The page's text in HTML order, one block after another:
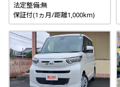
法定整備:無
保証付(1ヵ月/距離1,000km)